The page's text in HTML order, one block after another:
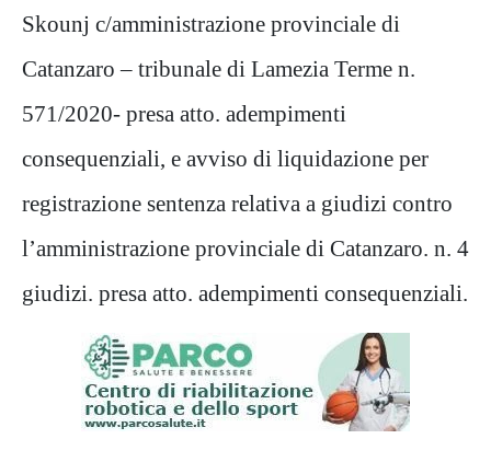
Skounj c/amministrazione provinciale di
Catanzaro – tribunale di Lamezia Terme n.
571/2020- presa atto. adempimenti
consequenziali, e avviso di liquidazione per
registrazione sentenza relativa a giudizi contro
l’amministrazione provinciale di Catanzaro. n. 4
giudizi. presa atto. adempimenti consequenziali.